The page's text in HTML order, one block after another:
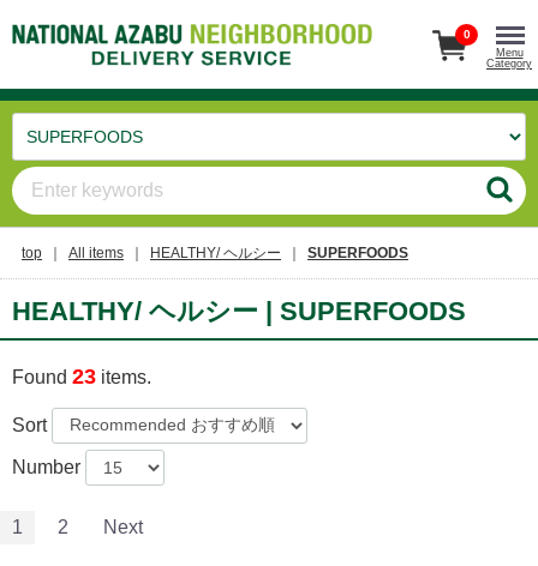
0
Menu
Category
top All items HEALTHY/ ヘルシー SUPERFOODS
HEALTHY/ ヘルシー | SUPERFOODS
Found 23 items.
Sort
Number
1 2 Next